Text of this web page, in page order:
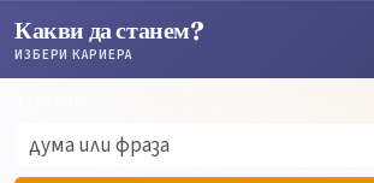
Какви да станем?
ИЗБЕРИ КАРИЕРА